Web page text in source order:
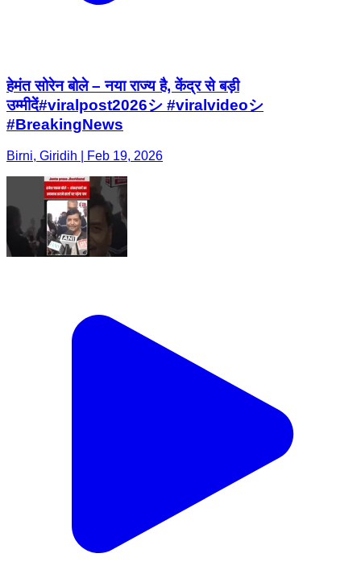
हेमंत सोरेन बोले – नया राज्य है, केंद्र से बड़ी
उम्मीदें#viralpost2026シ #viralvideoシ
#BreakingNews
Birni, Giridih | Feb 19, 2026